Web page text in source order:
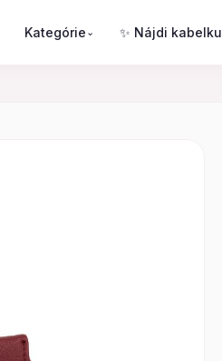
Kategórie ⌄ ✨ Nájdi kabelku